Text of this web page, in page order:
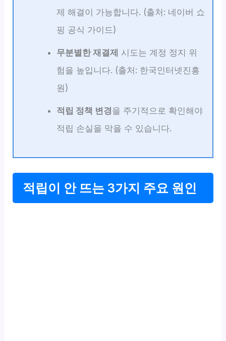
제 해결이 가능합니다. (출처: 네이버 쇼
핑 공식 가이드)
무분별한 재결제 시도는 계정 정지 위
험을 높입니다. (출처: 한국인터넷진흥
원)
적립 정책 변경을 주기적으로 확인해야
적립 손실을 막을 수 있습니다.
적립이 안 뜨는 3가지 주요 원인